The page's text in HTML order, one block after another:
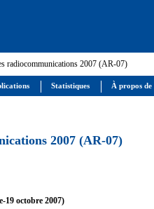
radiocommunications 2007 (AR-07)
2007 (AR-07)
19 octobre 2007)
Statistiques À propos